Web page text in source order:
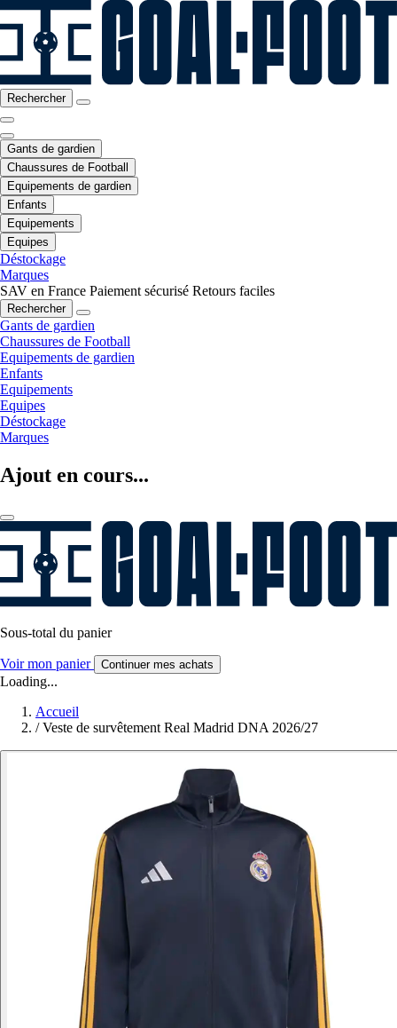
Rechercher
Gants de gardien
Chaussures de Football
Equipements de gardien
Enfants
Equipements
Equipes
Déstockage
Marques
SAV en France Paiement sécurisé Retours faciles
Rechercher
Gants de gardien
Chaussures de Football
Equipements de gardien
Enfants
Equipements
Equipes
Déstockage
Marques
Ajout en cours...
Sous-total du panier
Voir mon panier Continuer mes achats
Loading...
Accueil
/ Veste de survêtement Real Madrid DNA 2026/27